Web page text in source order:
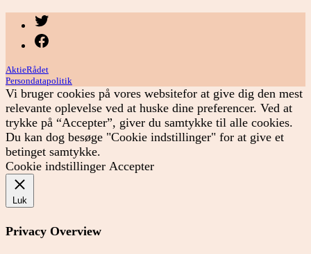
AktieRådet
Persondatapolitik
Vi bruger cookies på vores websitefor at give dig den mest
relevante oplevelse ved at huske dine preferencer. Ved at
trykke på “Accepter”, giver du samtykke til alle cookies.
Du kan dog besøge "Cookie indstillinger" for at give et
betinget samtykke.
Cookie indstillinger Accepter
Luk
Privacy Overview